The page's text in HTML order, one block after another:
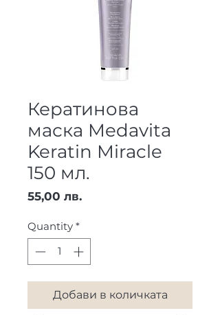
Кератинова
маска Medavita
Keratin Miracle
150 мл.
55,00 лв.Price
Quantity *
Добави в количката